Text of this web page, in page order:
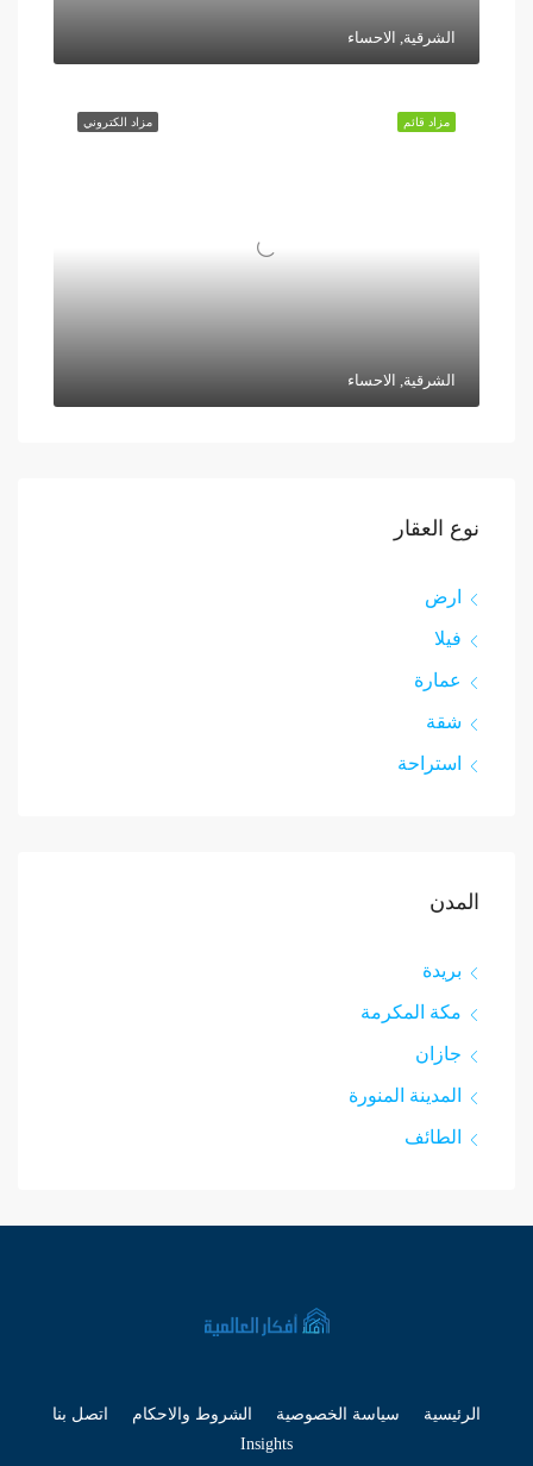
الشرقية, الاحساء
مزاد الكتروني مزاد قائم
الشرقية, الاحساء
نوع العقار
ارض
فيلا
عمارة
شقة
استراحة
المدن
بريدة
مكة المكرمة
جازان
المدينة المنورة
الطائف
الرئيسية سياسة الخصوصية الشروط والاحكام
اتصل بنا
Insights